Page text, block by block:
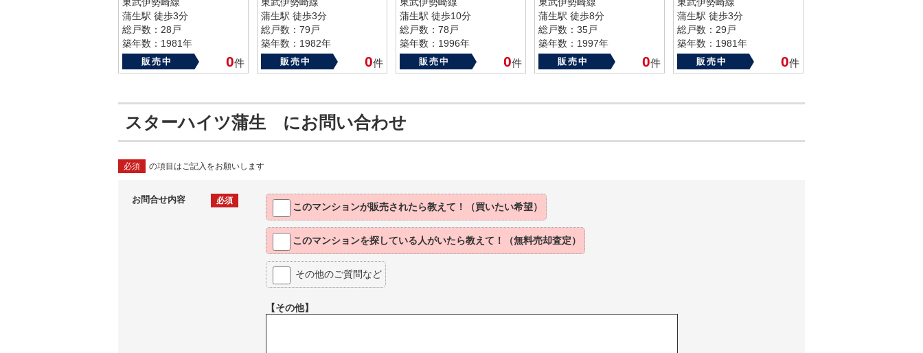
東武伊勢崎線
蒲生駅 徒歩3分
総戸数：28戸
築年数：1981年
販売中 0件
東武伊勢崎線
蒲生駅 徒歩3分
総戸数：79戸
築年数：1982年
販売中 0件
東武伊勢崎線
蒲生駅 徒歩10分
総戸数：78戸
築年数：1996年
販売中 0件
東武伊勢崎線
蒲生駅 徒歩8分
総戸数：35戸
築年数：1997年
販売中 0件
東武伊勢崎線
蒲生駅 徒歩3分
総戸数：29戸
築年数：1981年
販売中 0件
スターハイツ蒲生 にお問い合わせ
必須 の項目はご記入をお願いします
お問合せ内容 必須
このマンションが販売されたら教えて！（買いたい希望）
このマンションを探している人がいたら教えて！（無料売却査定）
その他のご質問など
【その他】